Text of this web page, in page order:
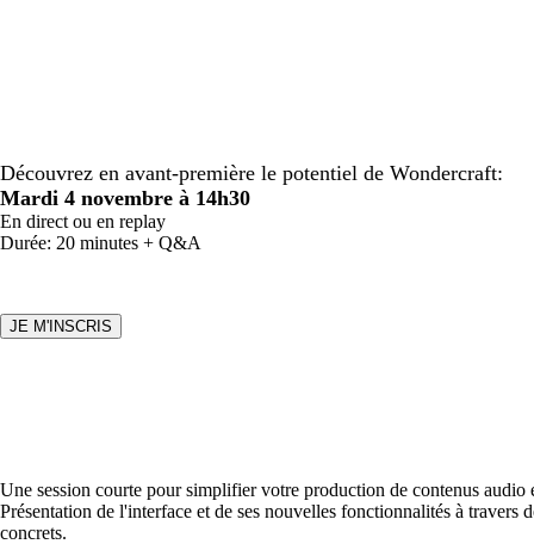
Découvrez en avant-première le potentiel de Wondercraft:
Mardi 4 novembre à 14h30
En direct ou en replay
Durée: 20 minutes + Q&A
Une session courte pour simplifier votre production de contenus audio
Présentation de l'interface et de ses nouvelles fonctionnalités à travers
concrets.